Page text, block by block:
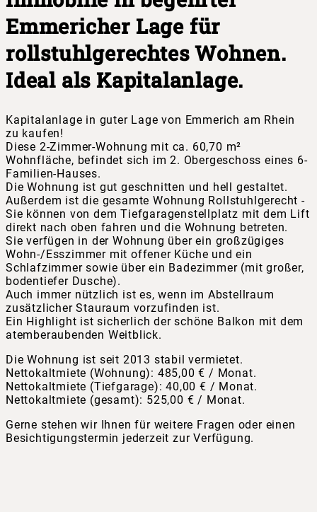
Emmericher Lage für
rollstuhlgerechtes Wohnen.
Ideal als Kapitalanlage.
Kapitalanlage in guter Lage von Emmerich am Rhein
zu kaufen!
Diese 2-Zimmer-Wohnung mit ca. 60,70 m²
Wohnfläche, befindet sich im 2. Obergeschoss eines 6-
Familien-Hauses.
Die Wohnung ist gut geschnitten und hell gestaltet.
Außerdem ist die gesamte Wohnung Rollstuhlgerecht -
Sie können von dem Tiefgaragenstellplatz mit dem Lift
direkt nach oben fahren und die Wohnung betreten.
Sie verfügen in der Wohnung über ein großzügiges
Wohn-/Esszimmer mit offener Küche und ein
Schlafzimmer sowie über ein Badezimmer (mit großer,
bodentiefer Dusche).
Auch immer nützlich ist es, wenn im Abstellraum
zusätzlicher Stauraum vorzufinden ist.
Ein Highlight ist sicherlich der schöne Balkon mit dem
atemberaubenden Weitblick.
Die Wohnung ist seit 2013 stabil vermietet.
Nettokaltmiete (Wohnung): 485,00 € / Monat.
Nettokaltmiete (Tiefgarage): 40,00 € / Monat.
Nettokaltmiete (gesamt): 525,00 € / Monat.
Gerne stehen wir Ihnen für weitere Fragen oder einen
Besichtigungstermin jederzeit zur Verfügung.